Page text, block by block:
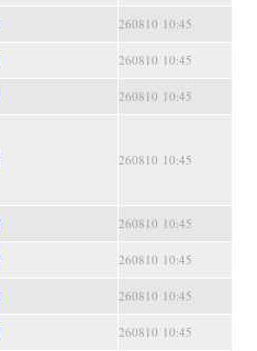
260810 10:45
260810 10:45
260810 10:45
260810 10:45
260810 10:45
260810 10:45
260810 10:45
260810 10:45